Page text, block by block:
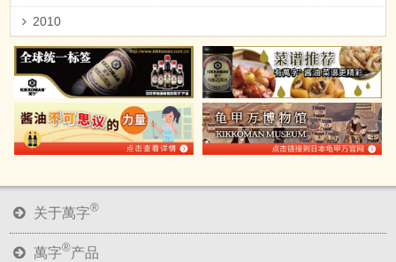
2010
关于萬字®
萬字®产品